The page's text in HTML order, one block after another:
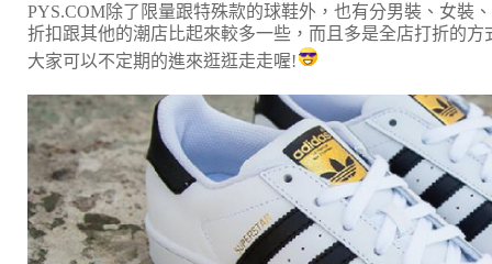
PYS.COM除了限量跟特殊款的球鞋外，也有分男裝、女裝
折扣跟其他的潮店比起來較多一些，而且多是全店打折的方
大家可以不定期的進來逛逛走走喔!